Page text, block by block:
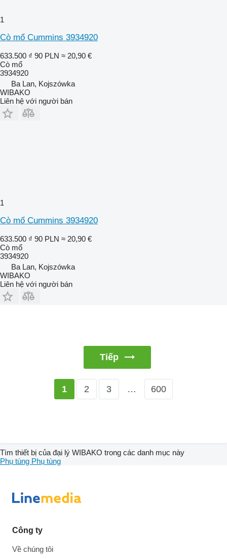
1
Cò mổ Cummins 3934920
633.500 ₫ 90 PLN ≈ 20,90 €
Cò mổ
3934920
Ba Lan, Kojszówka
WIBAKO
Liên hệ với người bán
1
Cò mổ Cummins 3934920
633.500 ₫ 90 PLN ≈ 20,90 €
Cò mổ
3934920
Ba Lan, Kojszówka
WIBAKO
Liên hệ với người bán
Tiếp
1 2 3 … 600
Tìm thiết bị của đại lý WIBAKO trong các danh mục này
Phụ tùng Phụ tùng
Công ty
Về chúng tôi